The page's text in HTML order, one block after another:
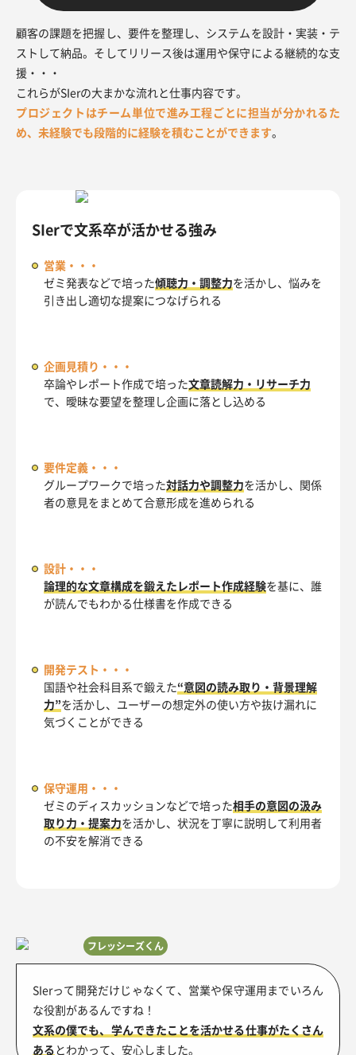
顧客の課題を把握し、要件を整理し、システムを設計・実装・テ
ストして納品。そしてリリース後は運用や保守による継続的な支
援・・・
これらがSIerの大まかな流れと仕事内容です。
プロジェクトはチーム単位で進み工程ごとに担当が分かれるた
め、未経験でも段階的に経験を積むことができます。
SIerで文系卒が活かせる強み
営業・・・
ゼミ発表などで培った傾聴力・調整力を活かし、悩みを
引き出し適切な提案につなげられる
企画見積り・・・
卒論やレポート作成で培った文章読解力・リサーチ力
で、曖昧な要望を整理し企画に落とし込める
要件定義・・・
グループワークで培った対話力や調整力を活かし、関係
者の意見をまとめて合意形成を進められる
設計・・・
論理的な文章構成を鍛えたレポート作成経験を基に、誰
が読んでもわかる仕様書を作成できる
開発テスト・・・
国語や社会科目系で鍛えた“意図の読み取り・背景理解
力”を活かし、ユーザーの想定外の使い方や抜け漏れに
気づくことができる
保守運用・・・
ゼミのディスカッションなどで培った相手の意図の汲み
取り力・提案力を活かし、状況を丁寧に説明して利用者
の不安を解消できる
フレッシーズくん
SIerって開発だけじゃなくて、営業や保守運用までいろん
な役割があるんですね！
文系の僕でも、学んできたことを活かせる仕事がたくさん
ある とわかって、安心しました。